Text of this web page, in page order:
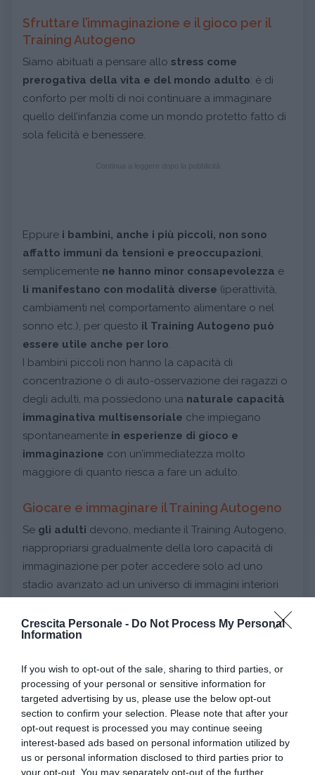
Crescita Personale - Do Not Process My Personal
Information
If you wish to opt-out of the sale, sharing to third parties, or
processing of your personal or sensitive information for
targeted advertising by us, please use the below opt-out
section to confirm your selection. Please note that after your
opt-out request is processed you may continue seeing
interest-based ads based on personal information utilized by
us or personal information disclosed to third parties prior to
your opt-out. You may separately opt-out of the further
Sfruttare l’immaginazione e il gioco per il
Training Autogeno
Siamo abituati a pensare allo stress come
prerogativa della vita e del mondo adulto: è di
conforto per molti di noi continuare a immaginare
quello dell’infanzia come un mondo protetto fatto di
sola felicità e benessere.
Eppure i bambini, anche i più piccoli, non sono
affatto immuni da tensioni e preoccupazioni,
semplicemente ne hanno minor consapevolezza e
li manifestano con modalità diverse (iperattività,
cambiamenti nel comportamento alimentare o nel
sonno etc.), per questo il Training Autogeno può
essere utile anche per loro.
I bambini piccoli non hanno la capacità di
concentrazione o di auto-osservazione dei ragazzi o
degli adulti, ma possiedono una naturale capacità
immaginativa multisensoriale che impiegano
spontaneamente in esperienze di gioco e
immaginazione con un’immediatezza molto
maggiore di quanto riesca a fare un adulto.
Giocare e immaginare il Training Autogeno
Se gli adulti devono, mediante il Training Autogeno,
riappropriarsi gradualmente della loro capacità di
immaginazione per poter accedere solo ad uno
stadio avanzato ad un universo di immagini interiori
più piccoli,attraverso il gioco e la fiaba possono
accedere con immediatezza ad uno stato di
corpo.
Ecco che allora una fiaba che li guidi in un viaggio
sotto il mare(come nel libro del Training Autogeno
per bambiniFiabe che rilassanodi Gisela Eberlein) o
immaginare di inspirare ed espirare profondamente e
con lentezza per
raffreddare una scodella di